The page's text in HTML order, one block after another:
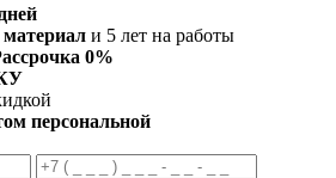
материал и 5 лет на работы
0%
персональной